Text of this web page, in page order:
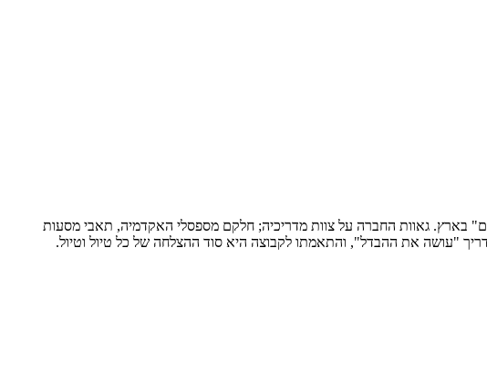
הטיולים הגיאוגרפיים" בארץ. גאוות החברה על צוות מדריכיה; חלקם מספסלי האקדמיה, תאבי מסעות
"עושה את ההבדל", והתאמתו לקבוצה היא סוד ההצלחה של כל טיול וטיול.